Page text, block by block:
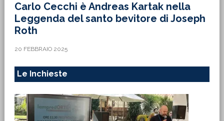
Carlo Cecchi è Andreas Kartak nella
Leggenda del santo bevitore di Joseph
Roth
20 FEBBRAIO 2025
Le Inchieste